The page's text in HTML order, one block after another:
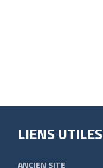
LIENS UTILES
ANCIEN SITE